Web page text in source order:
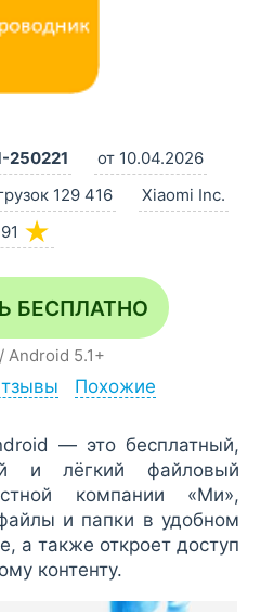
250221
от 10.04.2026
129 416
Xiaomi Inc.
★
БЕСПЛАТНО
/ Android 5.1+
Похожие
— это бесплатный,
и лёгкий файловый
компании «Ми»,
и папки в удобном
а также откроет доступ
контенту.